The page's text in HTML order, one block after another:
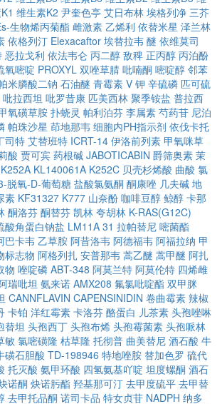
维生素K2 尹奎色亭 艾日布林 埃格列净 三芥
生物烯丙菊酯雌激素 乙烯利 依替米星 泽兰林
依格列汀 Elexacaftor 埃替拉韦 醚 依维莫司
恶拉戈利 依法韦仑 丙二醇 敌稗 正丙醇 丙泊酚
氧嘧啶 PROXYL 双唑草腈 吡喃酮 嘧啶醇 邻苯
米膦酸二钠 石油醚 青霉素 V 钾 辛硫磷 匹可硫
吡拉西坦 吡罗昔康 匹美西林 聚季铵盐 普拉西
氧磺草胺扑蛲灵 帕利泊芬 李属素 芍药苷 尼泊
帕珠沙星 茚地那韦 细胞内PH指示剂 依伐卡托
司特 艾替班特 ICRT-14 伊洛前列素 甲氧咪草
酸 贾可宾 药根碱 JABOTICABIN 爵筛奥素 茉
K252A KL140061A K252C 贝壳杉烯酸 曲酸 氯
脱氧-D-葡萄糖 盐酸氯氨酮 酮康唑 几夫碱 地
素 KF31327 K777 山奈酚 咖啡豆醇 鲸醇 卡那
酮洛芬 酮替芬 凯林 夸胡林 K-RAS(G12C)
酸角蛋白钠盐 LM11A 31 拉帕替尼 嘧菌酯
巴卡韦 乙草胺 阿昔洛韦 阿德福韦 阿福拉纳 甲
标志物 阿格列扎 安普那韦 蒿乙醚 蒿甲醚 阿扎
物 唑啶磷 ABT-348 阿莫兰特 阿莫伦特 四烯雌
瑞吡坦 氨来诺 AMX208 氟氯吡啶酯 双甲脒
CANNFLAVIN CAPENSINIDIN 卷曲霉素 辣椒
卡铂 洋红霉素 卡洛芬 酪蛋白 儿茶素 头孢唑啉
替坦 头孢西丁 头孢布烯 头孢霉菌素 头孢哌林
敏 氯嘧磺隆 枯草隆 托彻普 曲美替尼 酒石酸 牛
磺石胆酸 TD-198946 特地唑胺 替加色罗 硫代
托灭酸 氨甲环酸 四氢氨基吖啶 坦度螺酮 酒石
诺酮 炔诺肟酯 羟基那可汀 去甲度硫平 去甲替
去甲托品酮 诺司卡品 特女贞苷 NADPH 纳多